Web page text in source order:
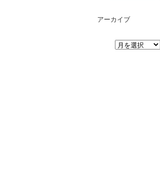
アーカイブ